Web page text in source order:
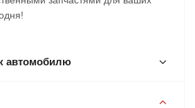
автомобилю